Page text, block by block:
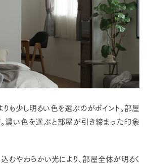
も少し明るい色を選ぶのがポイント。部屋
濃い色を選ぶと部屋が引き締まった印象
むやわらかい光により、部屋全体が明るく